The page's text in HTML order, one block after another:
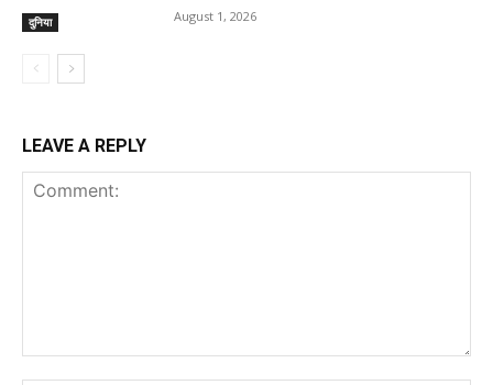
दुनिया August 1, 2026
LEAVE A REPLY